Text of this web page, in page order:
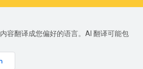
容翻译成您偏好的语言。AI 翻译可能包